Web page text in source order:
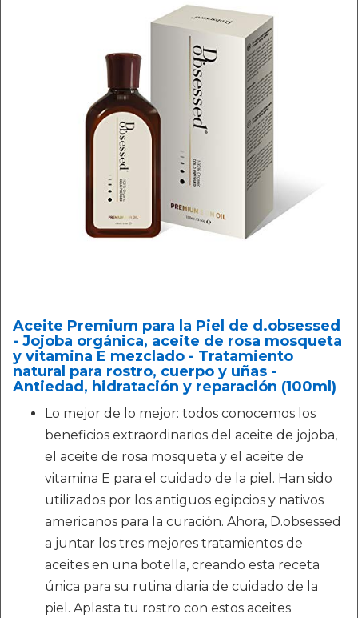
Aceite Premium para la Piel de d.obsessed
- Jojoba orgánica, aceite de rosa mosqueta
y vitamina E mezclado - Tratamiento
natural para rostro, cuerpo y uñas -
Antiedad, hidratación y reparación (100ml)
Lo mejor de lo mejor: todos conocemos los
beneficios extraordinarios del aceite de jojoba,
el aceite de rosa mosqueta y el aceite de
vitamina E para el cuidado de la piel. Han sido
utilizados por los antiguos egipcios y nativos
americanos para la curación. Ahora, D.obsessed
a juntar los tres mejores tratamientos de
aceites en una botella, creando esta receta
única para su rutina diaria de cuidado de la
piel. Aplasta tu rostro con estos aceites